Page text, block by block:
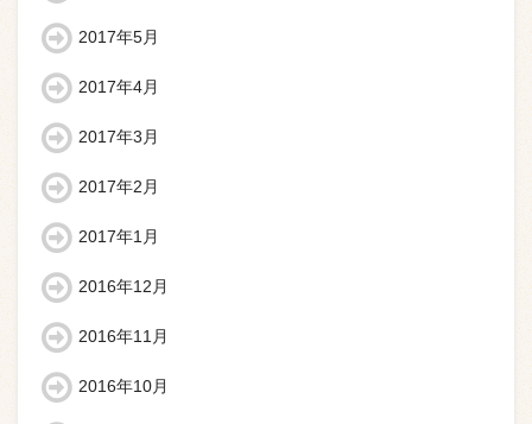
2017年5月
2017年4月
2017年3月
2017年2月
2017年1月
2016年12月
2016年11月
2016年10月